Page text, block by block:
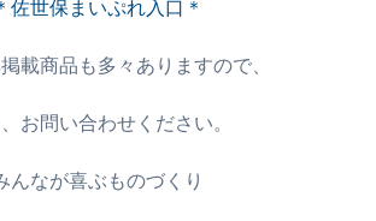
佐世保まいぷれ入口＊
載商品も多々ありますので、
お問い合わせください。
んなが喜ぶものづくり